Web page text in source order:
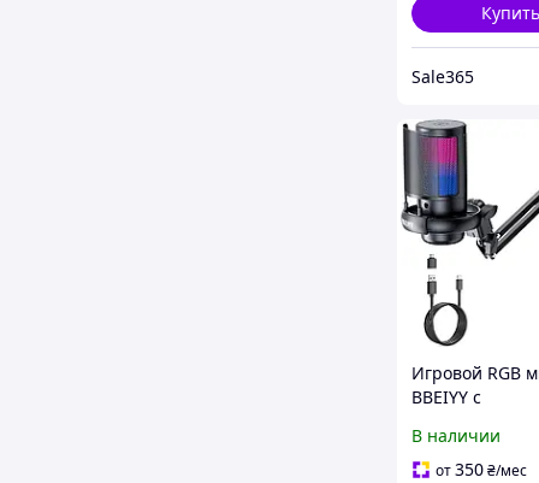
Купить
Sale365
Игровой RGB
BBEIYY с
й микрофон для
компьютера -
В наличии
от350₴/мес